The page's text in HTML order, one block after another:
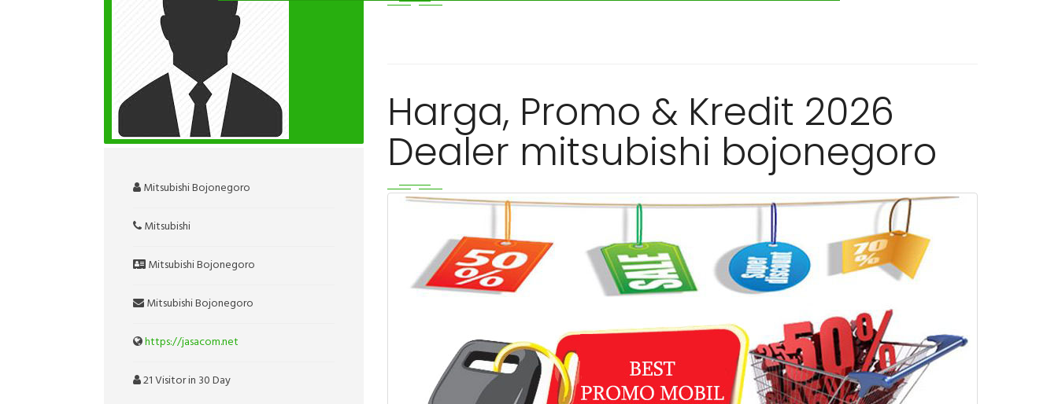
Mitsubishi Bojonegoro
Mitsubishi
Mitsubishi Bojonegoro
Mitsubishi Bojonegoro
https://jasacom.net
21 Visitor in 30 Day
Harga, Promo & Kredit 2026
Dealer mitsubishi bojonegoro